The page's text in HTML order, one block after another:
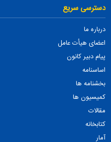
دسترسی سریع
درباره ما
اعضای هیأت عامل
پیام دبیر کانون
اساسنامه
بخشنامه ها
کمیسیون ها
مقالات
کتابخانه
آمار